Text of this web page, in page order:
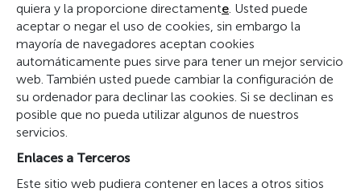
quiera y la proporcione directamente. Usted puede
aceptar o negar el uso de cookies, sin embargo la
mayoría de navegadores aceptan cookies
automáticamente pues sirve para tener un mejor servicio
web. También usted puede cambiar la configuración de
su ordenador para declinar las cookies. Si se declinan es
posible que no pueda utilizar algunos de nuestros
servicios.
Enlaces a Terceros
Este sitio web pudiera contener en laces a otros sitios